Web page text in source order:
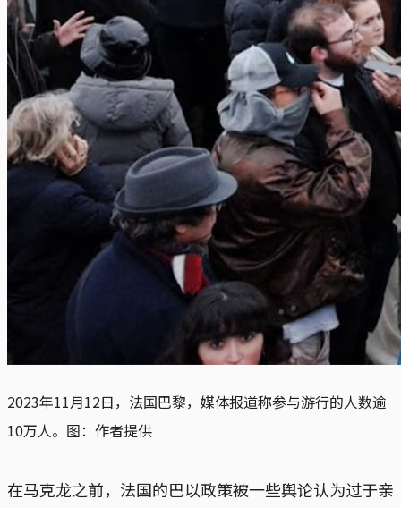
2023年11月12日，法国巴黎，媒体报道称参与游行的人数逾
10万人。图：作者提供
在马克龙之前，法国的巴以政策被一些舆论认为过于亲